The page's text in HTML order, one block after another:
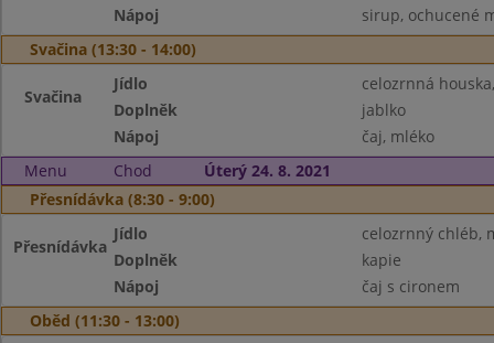
Nápoj
sirup, ochucené
Svačina (13:30 - 14:00)
Svačina
Jídlo
celozrnná
Doplněk
jablko
Nápoj
čaj, mléko
Menu
Chod
Úterý 24. 8. 2021
Přesnídávka (8:30 - 9:00)
Přesnídávka
Jídlo
celozrnný chléb,
Doplněk
kapie
Nápoj
čaj s cironem
Oběd (11:30 - 13:00)